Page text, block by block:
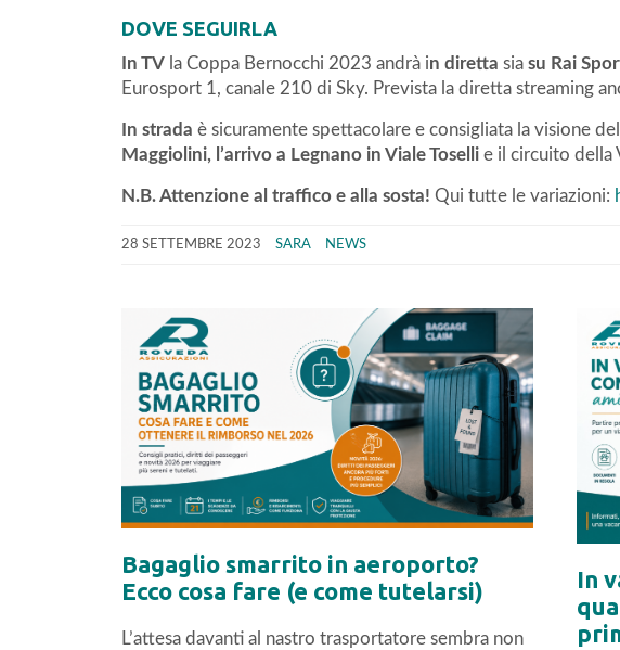
DOVE SEGUIRLA
In TV la Coppa Bernocchi 2023 andrà in diretta sia su Rai
Eurosport 1, canale 210 di Sky. Prevista la diretta streaming
In strada è sicuramente spettacolare e consigliata la visione
Maggiolini, l’arrivo a Legnano in Viale Toselli e il circuito della
N.B. Attenzione al traffico e alla sosta! Qui tutte le variazioni:
28 SETTEMBRE 2023 SARA NEWS
Bagaglio smarrito in aeroporto?
Ecco cosa fare (e come tutelarsi)
L’attesa davanti al nastro trasportatore sembra non
In